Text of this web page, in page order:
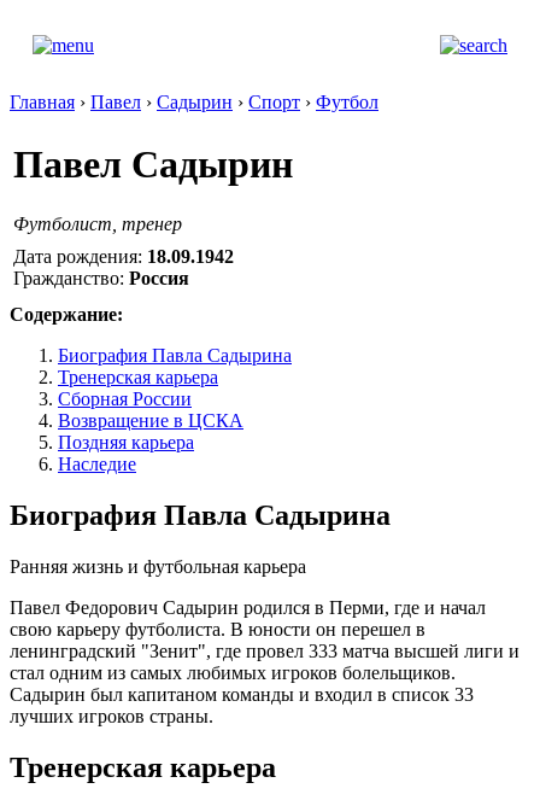
Главная › Павел › Садырин › Спорт › Футбол
Павел Садырин
Футболист, тренер
Дата рождения: 18.09.1942
Гражданство: Россия
Содержание:
Биография Павла Садырина
Тренерская карьера
Сборная России
Возвращение в ЦСКА
Поздняя карьера
Наследие
Биография Павла Садырина
Ранняя жизнь и футбольная карьера
Павел Федорович Садырин родился в Перми, где и начал
свою карьеру футболиста. В юности он перешел в
ленинградский "Зенит", где провел 333 матча высшей лиги и
стал одним из самых любимых игроков болельщиков.
Садырин был капитаном команды и входил в список 33
лучших игроков страны.
Тренерская карьера